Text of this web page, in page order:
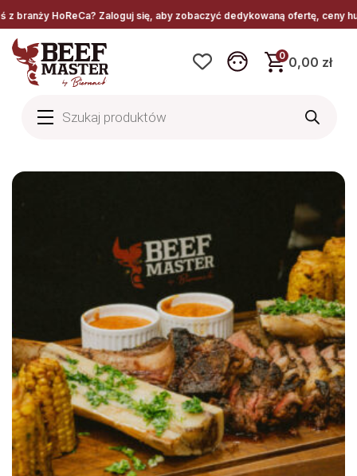
Zaloguj się, aby zobaczyć dedykowaną ofertę, ceny hurtowe i
produktów
0 0,00 zł